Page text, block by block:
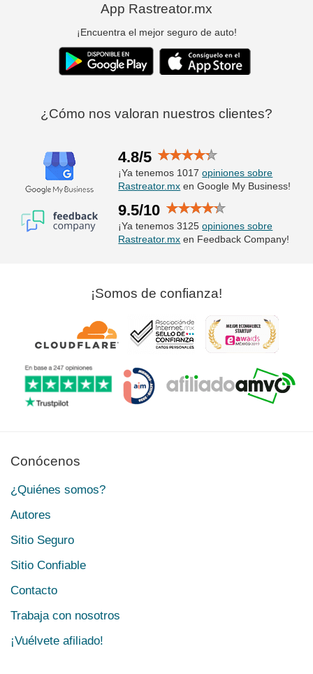
App Rastreator.mx
¡Encuentra el mejor seguro de auto!
¿Cómo nos valoran nuestros clientes?
4.8/5
¡Ya tenemos 1017opiniones sobre
Rastreator.mx en Google My Business!
9.5/10
¡Ya tenemos 3125opiniones sobre
Rastreator.mx en Feedback Company!
¡Somos de confianza!
Conócenos
¿Quiénes somos?
Autores
Sitio Seguro
Sitio Confiable
Contacto
Trabaja con nosotros
¡Vuélvete afiliado!